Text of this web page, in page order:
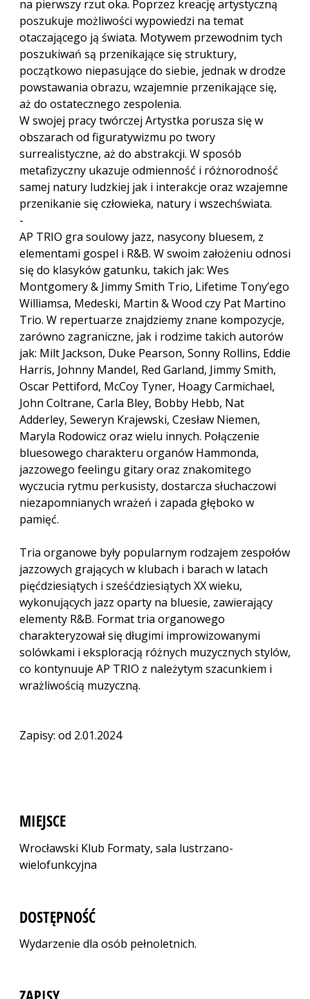
na pierwszy rzut oka. Poprzez kreację artystyczną
poszukuje możliwości wypowiedzi na temat
otaczającego ją świata. Motywem przewodnim tych
poszukiwań są przenikające się struktury,
początkowo niepasujące do siebie, jednak w drodze
powstawania obrazu, wzajemnie przenikające się,
aż do ostatecznego zespolenia.
W swojej pracy twórczej Artystka porusza się w
obszarach od figuratywizmu po twory
surrealistyczne, aż do abstrakcji. W sposób
metafizyczny ukazuje odmienność i różnorodność
samej natury ludzkiej jak i interakcje oraz wzajemne
przenikanie się człowieka, natury i wszechświata.
-
AP TRIO gra soulowy jazz, nasycony bluesem, z
elementami gospel i R&B. W swoim założeniu odnosi
się do klasyków gatunku, takich jak: Wes
Montgomery & Jimmy Smith Trio, Lifetime Tony’ego
Williamsa, Medeski, Martin & Wood czy Pat Martino
Trio. W repertuarze znajdziemy znane kompozycje,
zarówno zagraniczne, jak i rodzime takich autorów
jak: Milt Jackson, Duke Pearson, Sonny Rollins, Eddie
Harris, Johnny Mandel, Red Garland, Jimmy Smith,
Oscar Pettiford, McCoy Tyner, Hoagy Carmichael,
John Coltrane, Carla Bley, Bobby Hebb, Nat
Adderley, Seweryn Krajewski, Czesław Niemen,
Maryla Rodowicz oraz wielu innych. Połączenie
bluesowego charakteru organów Hammonda,
jazzowego feelingu gitary oraz znakomitego
wyczucia rytmu perkusisty, dostarcza słuchaczowi
niezapomnianych wrażeń i zapada głęboko w
pamięć.
Tria organowe były popularnym rodzajem zespołów
jazzowych grających w klubach i barach w latach
pięćdziesiątych i sześćdziesiątych XX wieku,
wykonujących jazz oparty na bluesie, zawierający
elementy R&B. Format tria organowego
charakteryzował się długimi improwizowanymi
solówkami i eksploracją różnych muzycznych stylów,
co kontynuuje AP TRIO z należytym szacunkiem i
wrażliwością muzyczną.
Zapisy: od 2.01.2024
MIEJSCE
Wrocławski Klub Formaty, sala lustrzano-
wielofunkcyjna
DOSTĘPNOŚĆ
Wydarzenie dla osób pełnoletnich.